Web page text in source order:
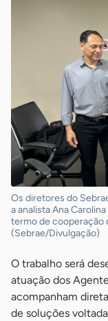
Os diretores do
a analista Ana
termo de cooperação
(Sebrae/Divulgação)
O trabalho será
atuação dos
acompanham
de soluções